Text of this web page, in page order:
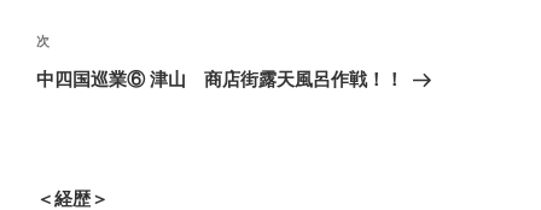
ゲ
ー
稿
次
の
次
中四国巡業⑥ 津山 商店街露天風呂作戦！！
＜経歴＞